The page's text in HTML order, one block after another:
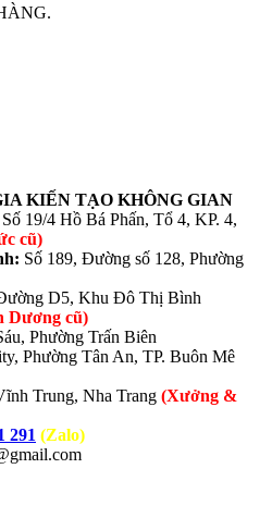
KIẾN TẠO KHÔNG GIAN
Số 19/4 Hồ Bá Phấn, Tổ 4, KP. 4,
cũ)
Số 189, Đường số 128, Phường
D5, Khu Đô Thị Bình
Dương cũ)
Phường Trấn Biên
Phường Tân An, TP. Buôn Mê
Trung, Nha Trang (Xưởng &
291 (Zalo)